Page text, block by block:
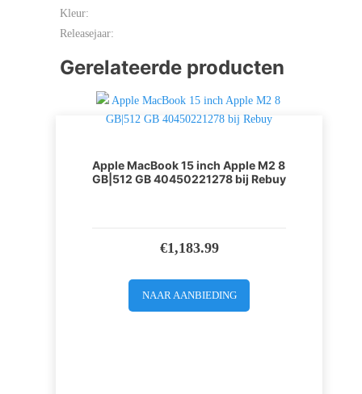
Kleur:
Releasejaar:
Gerelateerde producten
Apple MacBook 15 inch Apple M2 8
GB|512 GB 40450221278 bij Rebuy
€1,183.99
NAAR AANBIEDING